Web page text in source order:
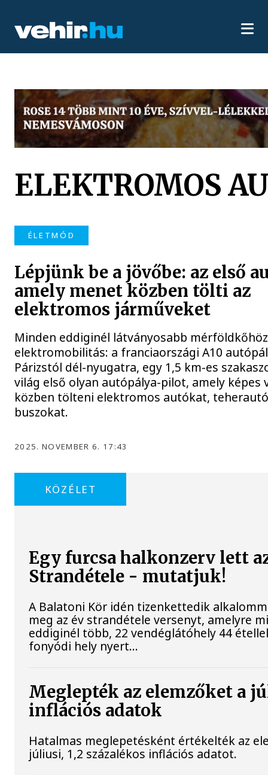
ELEKTROMOS
ÉLETMÓD
Lépjünk be a jövőbe: az első
amely menet közben tölti az
elektromos járműveket
Minden eddiginél látványosabb
elektromobilitás: a franciaországi A10
Párizstól dél-nyugatra, egy 1,5 km-es
világ első olyan autópálya-pilot, amely képes
közben tölteni elektromos autókat,
buszokat.
2025. NOVEMBER 6. 17:43
KÖZÉLET
Egy furcsa halkonzerv lett
Strandétele - mutatjuk!
A Balatoni Kör idén tizenkettedik
meg az év strandétele versenyt, amelyre
eddiginél több, 22 vendéglátóhely 44
fonyódi hely nyert...
Meglepték az elemzőket a
inflációs adatok
Hatalmas meglepetésként értékelték az
júliusi, 1,2 százalékos inflációs adatot.